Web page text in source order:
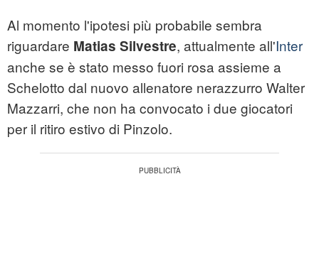
Al momento l'ipotesi più probabile sembra
riguardare Matias Silvestre, attualmente all'Inter
anche se è stato messo fuori rosa assieme a
Schelotto dal nuovo allenatore nerazzurro Walter
Mazzarri, che non ha convocato i due giocatori
per il ritiro estivo di Pinzolo.